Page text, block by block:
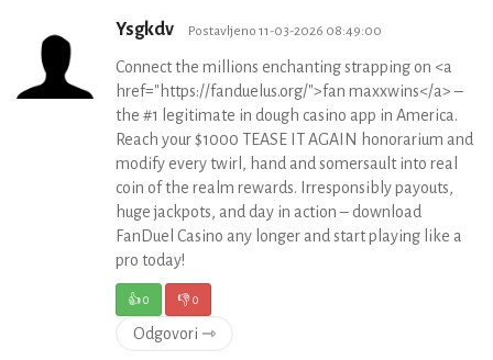
Ysgkdv Postavljeno 11-03-2026 08:49:00
Connect the millions enchanting strapping on <a
href="https://fanduelus.org/">fan maxxwins</a> –
the #1 legitimate in dough casino app in America.
Reach your $1000 TEASE IT AGAIN honorarium and
modify every twirl, hand and somersault into real
coin of the realm rewards. Irresponsibly payouts,
huge jackpots, and day in action – download
FanDuel Casino any longer and start playing like a
pro today!
👍0 👎0
Odgovori ⇾